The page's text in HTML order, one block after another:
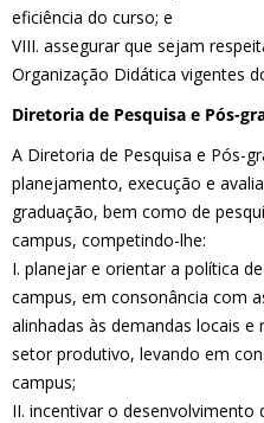
eficiência do curso; e
VIII. assegurar que sejam
Organização Didática vigentes
Diretoria de Pesquisa e Pós-
A Diretoria de Pesquisa e Pós-
planejamento, execução e
graduação, bem como de
campus, competindo-lhe:
I. planejar e orientar a política
campus, em consonância com
alinhadas às demandas locais
setor produtivo, levando em
campus;
II. incentivar o